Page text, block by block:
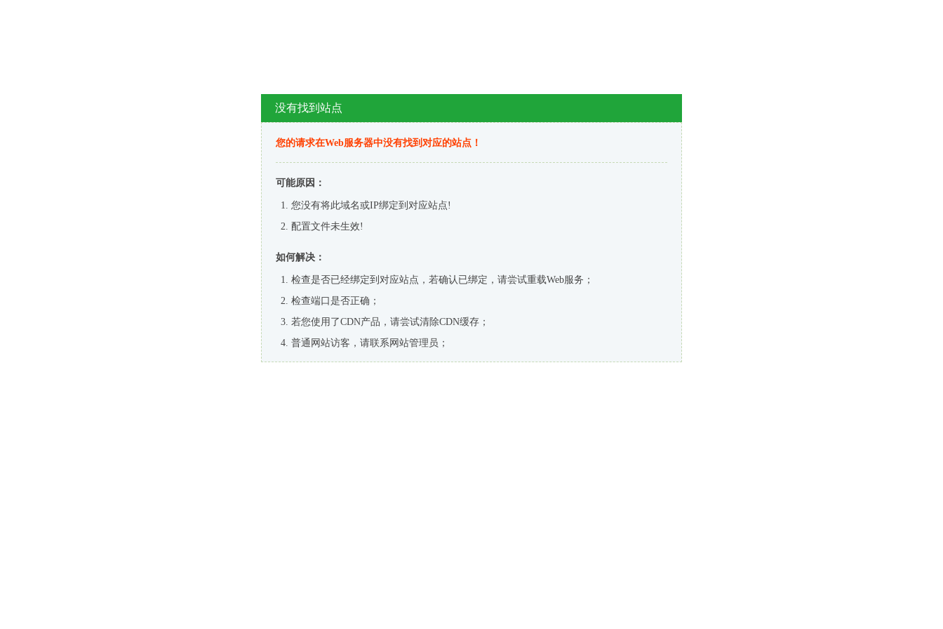
没有找到站点
您的请求在Web服务器中没有找到对应的站点！
可能原因：
您没有将此域名或IP绑定到对应站点!
配置文件未生效!
如何解决：
检查是否已经绑定到对应站点，若确认已绑定，请尝试重载Web服务；
检查端口是否正确；
若您使用了CDN产品，请尝试清除CDN缓存；
普通网站访客，请联系网站管理员；